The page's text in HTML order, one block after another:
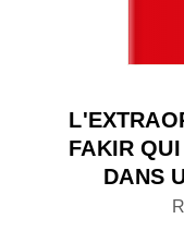
FAKIR
DANS